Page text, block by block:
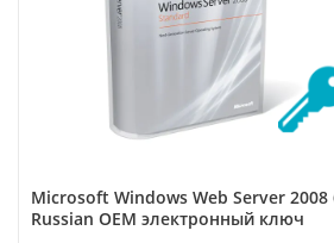
Microsoft Windows Web Server 2008
Russian ОЕМ электронный ключ